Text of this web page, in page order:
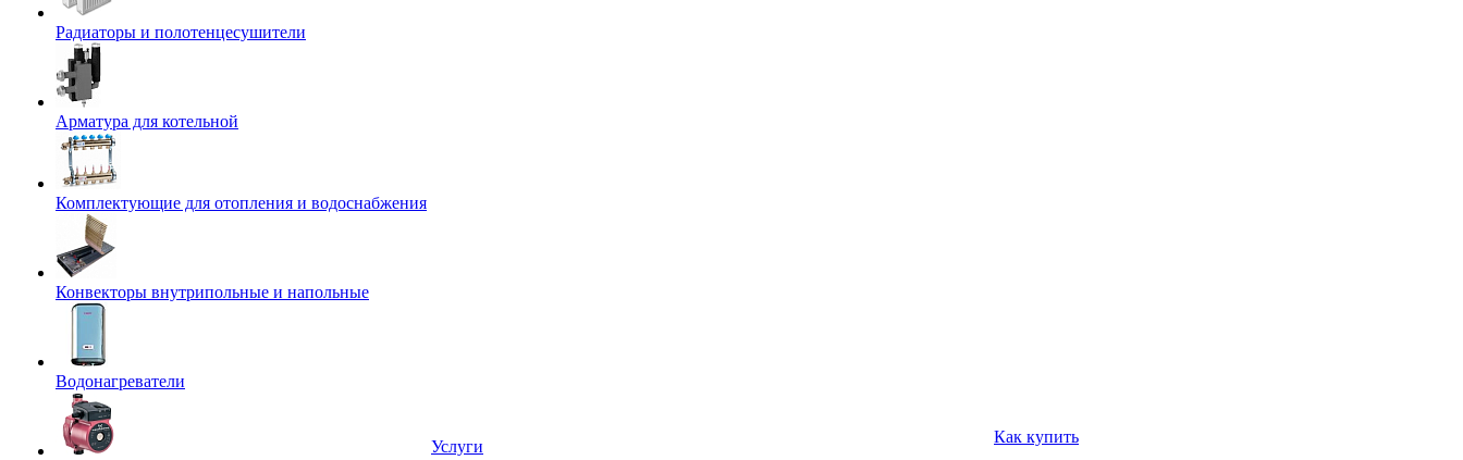
Радиаторы и полотенцесушители
Арматура для котельной
Комплектующие для отопления и водоснабжения
Конвекторы внутрипольные и напольные
Водонагреватели
Услуги
Как купить